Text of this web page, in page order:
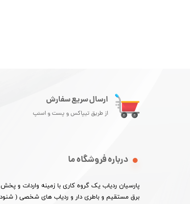
ارسال سریع سفارش
از طریق تیپاکس و پست و اسنپ
درباره فروشگاه ما
پارسیان ردیاب یک گروه کاری با زمینه واردات و
برق مستقیم و باطری دار و ردیاب های شخصی (